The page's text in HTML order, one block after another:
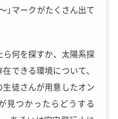
」マークがたくさん出て
ら何を探すか、太陽系探
できる環境について、
徒さんが用意したオン
見つかったらどうする